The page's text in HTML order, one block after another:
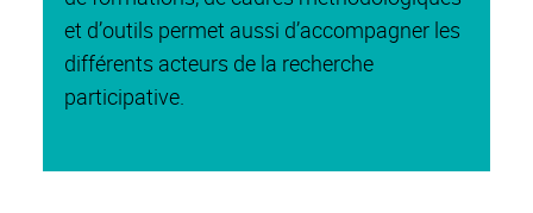
et d’outils permet aussi d’accompagner les
différents acteurs de la recherche
participative.